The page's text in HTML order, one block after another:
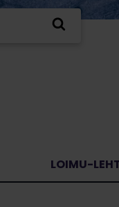
LOIMU-